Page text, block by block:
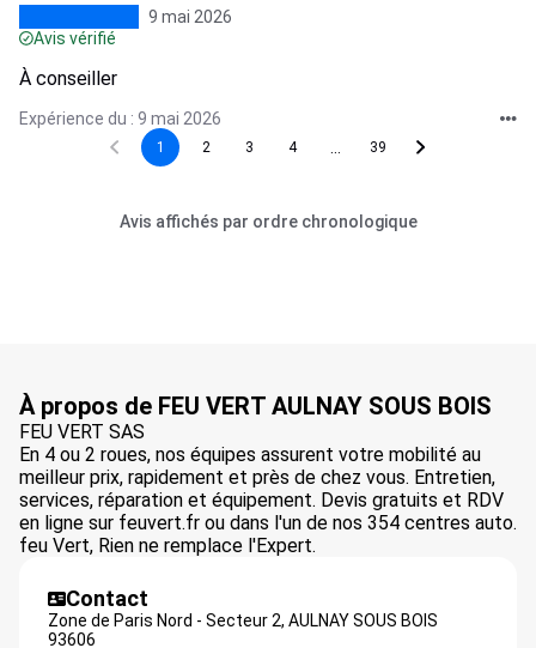
9 mai 2026
Avis vérifié
À conseiller
Expérience du : 9 mai 2026
1 2 3 4 39
Avis affichés par ordre chronologique
À propos de FEU VERT AULNAY SOUS BOIS
FEU VERT SAS
En 4 ou 2 roues, nos équipes assurent votre mobilité au
meilleur prix, rapidement et près de chez vous. Entretien,
services, réparation et équipement. Devis gratuits et RDV
en ligne sur feuvert.fr ou dans l'un de nos 354 centres auto.
feu Vert, Rien ne remplace l'Expert.
Contact
Zone de Paris Nord - Secteur 2, AULNAY SOUS BOIS
93606